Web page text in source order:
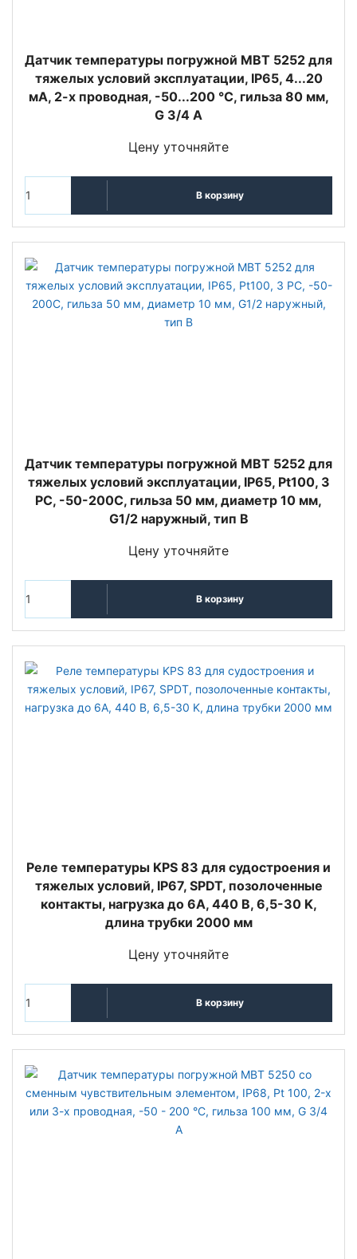
Датчик температуры погружной MBT 5252 для
тяжелых условий эксплуатации, IP65, 4...20
мА, 2-х проводная, -50...200 °C, гильза 80 мм,
G 3/4 А
Цену уточняйте
В корзину
Датчик температуры погружной MBT 5252 для
тяжелых условий эксплуатации, IP65, Pt100, 3
РС, -50-200C, гильза 50 мм, диаметр 10 мм,
G1/2 наружный, тип В
Цену уточняйте
В корзину
Реле температуры KPS 83 для судостроения и
тяжелых условий, IP67, SPDT, позолоченные
контакты, нагрузка до 6А, 440 В, 6,5-30 K,
длина трубки 2000 мм
Цену уточняйте
В корзину